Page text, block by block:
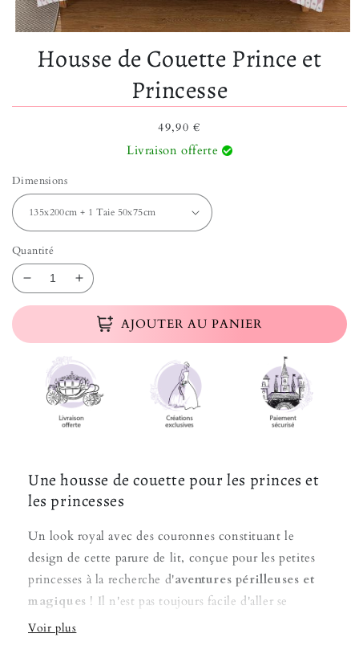
Housse de Couette Prince et
Princesse
Prix habituel
49,90 €
Livraison offerte
Dimensions
Quantité
Réduire la quantité de Housse de Couette Prince
Augmenter la quantité de Housse de
AJOUTER AU PANIER
Une housse de couette pour les princes et
les princesses
Un look royal avec des couronnes constituant le
design de cette parure de lit, conçue pour les petites
princesses à la recherche d'aventures périlleuses et
magiques ! Il n'est pas toujours facile d'aller se
coucher tôt lorsque l'on est petit, mais dans un lit de